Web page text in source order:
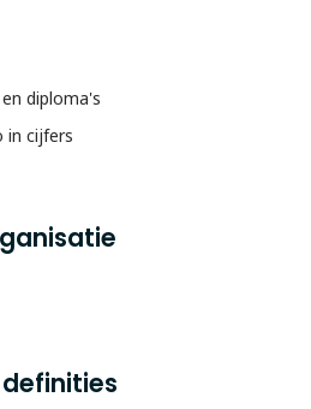
diploma's
in cijfers